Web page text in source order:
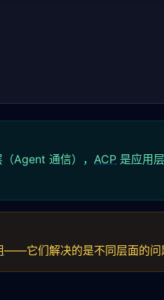
Agent 通信）， ACP 是应用
——它们解决的是不同层面的问